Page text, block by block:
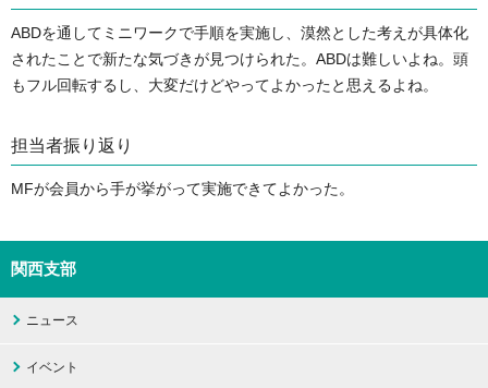
ABDを通してミニワークで手順を実施し、漠然とした考えが具体化
されたことで新たな気づきが見つけられた。ABDは難しいよね。頭
もフル回転するし、大変だけどやってよかったと思えるよね。
担当者振り返り
MFが会員から手が挙がって実施できてよかった。
関西支部
ニュース
イベント